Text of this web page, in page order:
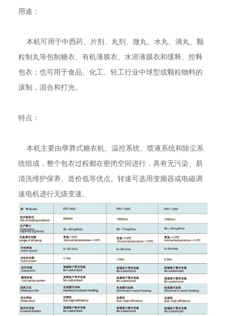
用途：
本机可用于中西药、片剂、丸剂、微丸、水丸、滴丸、颗
粒制丸等包制糖衣、有机薄膜衣、水溶薄膜衣和缓释、控释
包衣；也可用于食品、化工、轻工行业中球型或颗粒物料的
滚制，混合和打光。
特点：
本机主要由孽莽式糖衣机、温控系统、喷液系统和除尘系
统组成，整个包衣过程都在密闭空间进行，具有无污染、易
清洗维护保养、造价低等优点。转速可选用变频器或电磁调
速电机进行无级变速。